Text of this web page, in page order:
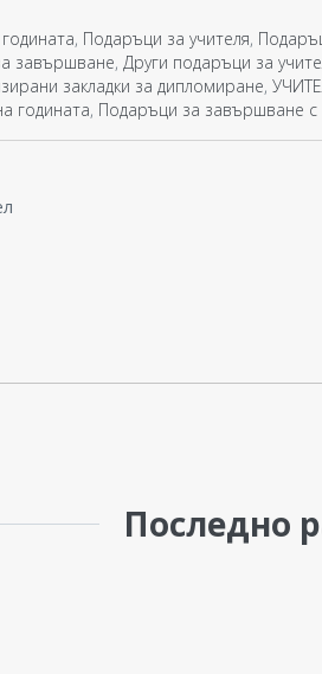
, Подаръци за учителя,
завършване, Други подаръци за
закладки за дипломиране,
годината, Подаръци за завършване с
Последно